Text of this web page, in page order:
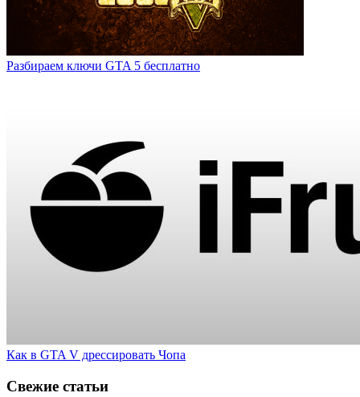
Разбираем ключи GTA 5 бесплатно
Как в GTA V дрессировать Чопа
Свежие статьи